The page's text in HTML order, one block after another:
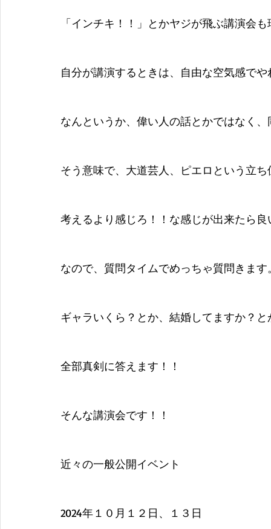
「インチキ！！」とかヤジが飛ぶ講演会
自分が講演するときは、自由な空気感で
なんというか、偉い人の話とかではなく
そう意味で、大道芸人、ピエロという立
考えるより感じろ！！な感じが出来たら
なので、質問タイムでめっちゃ質問きます
ギャラいくら？とか、結婚してますか？と
全部真剣に答えます！！
そんな講演会です！！
近々の一般公開イベント
2024年１０月１２日、１３日